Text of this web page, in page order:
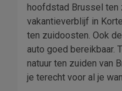
hoofdstad Brussel ten
vakantieverblijf in
ten zuidoosten. Ook
auto goed bereikbaar.
natuur ten zuiden van
je terecht voor al je